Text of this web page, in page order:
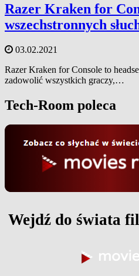
Razer Kraken for
wszechstronnych
03.02.2021
Razer Kraken for Console to
zadowolić wszystkich graczy,…
Tech-Room poleca
Wejdź do świata